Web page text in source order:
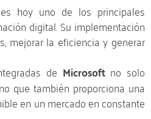
hoy uno de los principales
digital. Su implementación
mejorar la eficiencia y generar
de Microsoftno solo
que también proporciona una
en un mercado en constante